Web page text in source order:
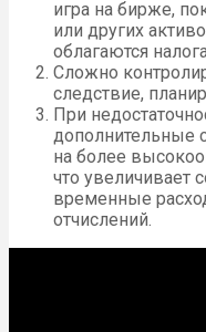
игра на бирже,
или других
облагаются
Сложно
следствие,
При
дополнительные
на более
что увеличивает
временные
отчислений.